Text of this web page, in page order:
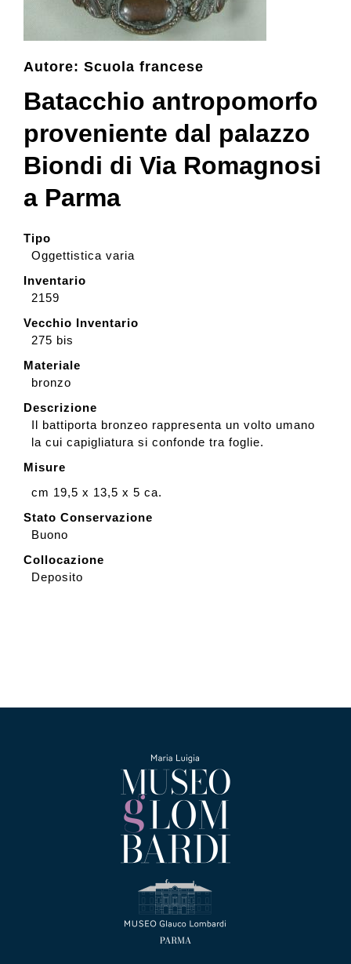
Cerca
English
Autore: Scuola francese
Batacchio antropomorfo
proveniente dal palazzo
Biondi di Via Romagnosi
a Parma
Tipo
Oggettistica varia
Inventario
2159
Vecchio Inventario
275 bis
Materiale
bronzo
Descrizione
Il battiporta bronzeo rappresenta un volto umano
la cui capigliatura si confonde tra foglie.
Misure
cm 19,5 x 13,5 x 5 ca.
Stato Conservazione
Buono
Collocazione
Deposito